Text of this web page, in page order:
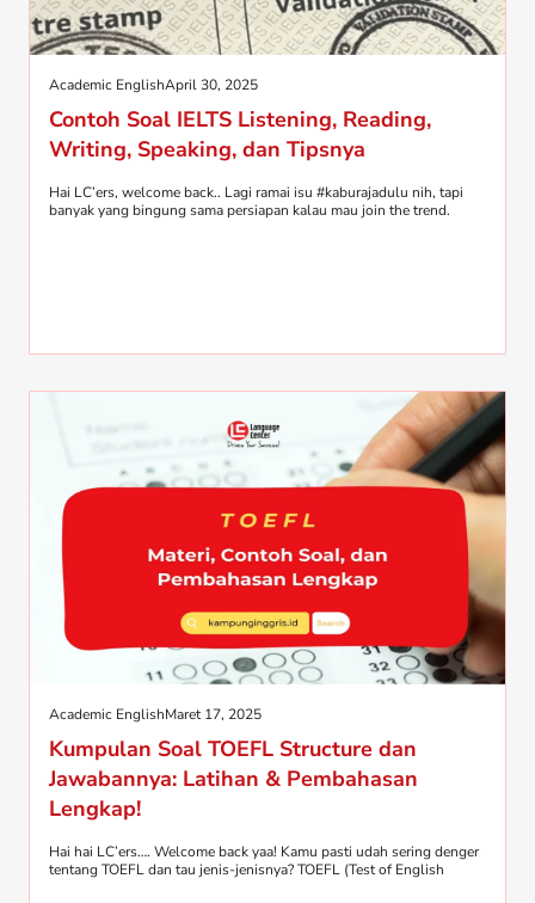
Academic EnglishApril 30, 2025
Contoh Soal IELTS Listening, Reading,
Writing, Speaking, dan Tipsnya
Hai LC’ers, welcome back.. Lagi ramai isu #kaburajadulu nih, tapi
banyak yang bingung sama persiapan kalau mau join the trend.
Academic EnglishMaret 17, 2025
Kumpulan Soal TOEFL Structure dan
Jawabannya: Latihan & Pembahasan
Lengkap!
Hai hai LC’ers…. Welcome back yaa! Kamu pasti udah sering denger
tentang TOEFL dan tau jenis-jenisnya? TOEFL (Test of English